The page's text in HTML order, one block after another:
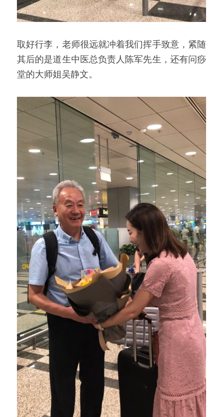
取好行李，老师很远就冲着我们挥手致意，紧随
其后的是道生中医总负责人陈军先生，还有问痧
堂的大师姐吴静文。